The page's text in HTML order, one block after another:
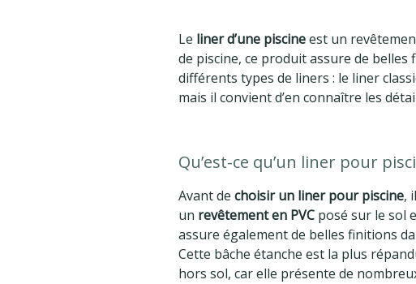
Le liner d’une piscineest un
de piscine, ce produit assure de
différents types de liners : le liner
mais il convient d’en connaître les
Qu’est-ce qu’un liner pour
Avant de choisir un liner pour piscine,
un revêtement en PVC posé sur le sol
assure également de belles finitions
Cette bâche étanche est la plus
hors sol, car elle présente de